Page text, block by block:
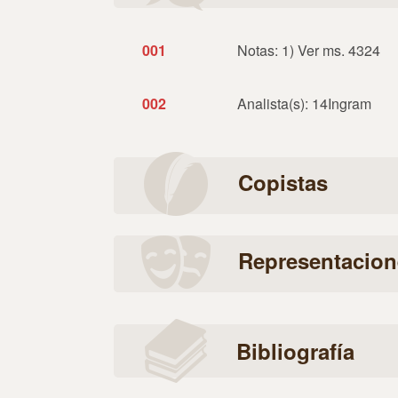
001 Notas: 1) Ver ms. 4324
002 Analista(s): 14Ingram
Copistas
Bibliografía